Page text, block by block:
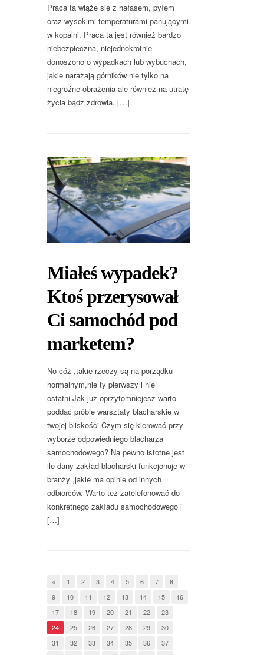
Praca ta wiąże się z hałasem, pyłem
oraz wysokimi temperaturami panującymi
w kopalni. Praca ta jest również bardzo
niebezpieczna, niejednokrotnie
donoszono o wypadkach lub wybuchach,
jakie narażają górników nie tylko na
niegroźne obrażenia ale również na utratę
życia bądź zdrowia. […]
Miałeś wypadek?
Ktoś przerysował
Ci samochód pod
marketem?
No cóż ,takie rzeczy są na porządku
normalnym,nie ty pierwszy i nie
ostatni.Jak już oprzytomniejesz warto
poddać próbie warsztaty blacharskie w
twojej bliskości.Czym się kierować przy
wyborze odpowiedniego blacharza
samochodowego? Na pewno istotne jest
ile dany zakład blacharski funkcjonuje w
branży ,jakie ma opinie od innych
odbiorców. Warto też zatelefonować do
konkretnego zakładu samochodowego i
[…]
« 1 2 3 4 5 6 7
8
9
10 11 12 13 14 15
16
17
18 19 20 21 22
23
24
25 26 27 28 29
30
31
32 33 34 35 36
37